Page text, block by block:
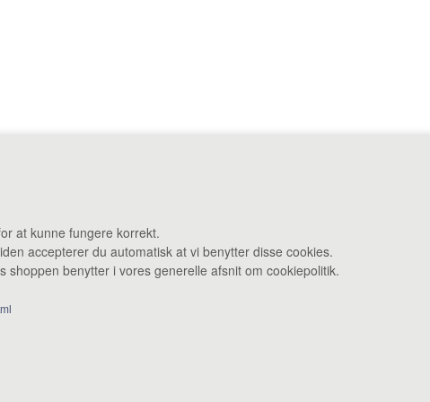
at kunne fungere korrekt.
accepterer du automatisk at vi benytter disse cookies.
shoppen benytter i vores generelle afsnit om cookiepolitik.
Åbningstider: Kontor & varelevering 8 - 16 • Smagebaren 14 - 16